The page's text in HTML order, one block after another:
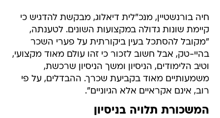
חיה בורנשטיין, מנכ"לית דיאלוג, מבקשת להדגיש כי
קיימת שונות גדולה במקצועות השונים. לטענתה,
"מקובל להסתכל בעין ביקורתית על פערי השכר
בהיי-טק, אבל חשוב לזכור כי זהו עולם מאוד מקצועי,
וטיב הלימודים, הניסיון ומשך הניסיון שרכשת,
משמעותיים מאוד בקביעת שכרך. ההבדלים, על פי
רוב, אינם אקראיים אלא הגיוניים".
המשכורת תלויה בניסיון